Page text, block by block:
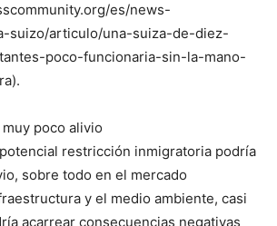
es/news-
suizo/articulo/una-suiza-de-diez-
poco-funcionaria-sin-la-mano-
poco alivio
restricción inmigratoria podría
sobre todo en el mercado
y el medio ambiente, casi
acarrear consecuencias negativas